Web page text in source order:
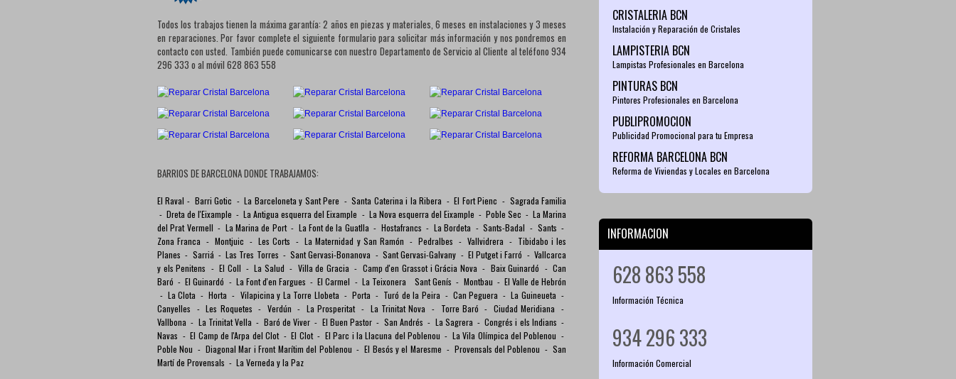
Todos los trabajos tienen la máxima garantía: 2 años en piezas y materiales, 6 meses en instalaciones y 3 meses
en reparaciones. Por favor complete el siguiente formulario para solicitar más información y nos pondremos en
contacto con usted. También puede comunicarse con nuestro Departamento de Servicio al Cliente al teléfono 934
296 333 o al móvil 628 863 558
BARRIOS DE BARCELONA DONDE TRABAJAMOS:
El Raval - Barri Gotic -La Barceloneta y Sant Pere -Santa Caterina i la Ribera -El Fort Pienc - Sagrada Familia
-Dreta de l'Eixample -La Antigua esquerra del Eixample - La Nova esquerra del Eixample - Poble Sec -La Marina
del Prat Vermell - La Marina de Port - La Font de la Guatlla - Hostafrancs -La Bordeta -Sants-Badal - Sants -
Zona Franca -Montjuic -Les Corts -La Maternidad y San Ramón - Pedralbes - Vallvidrera - Tibidabo i les
Planes - Sarriá -Las Tres Torres -Sant Gervasi-Bonanova -Sant Gervasi-Galvany - El Putget i Farró -Vallcarca
y els Penitens - El Coll -La Salud - Villa de Gracia - Camp d'en Grassot i Grácia Nova - Baix Guinardó -Can
Baró -El Guinardó - La Font d'en Fargues -El Carmel - La Teixonera Sant Genís - Montbau - El Valle de Hebrón
- La Clota -Horta - Vilapicina y La Torre Llobeta - Porta - Turó de la Peira - Can Peguera -La Guineueta -
Canyelles -Les Roquetes - Verdún -La Prosperitat - La Trinitat Nova - Torre Baró -Ciudad Meridiana -
Vallbona - La Trinitat Vella - Baró de Viver - El Buen Pastor - San Andrés - La Sagrera -Congrés i els Indians -
Navas -El Camp de l'Arpa del Clot -El Clot - El Parc i la Llacuna del Poblenou -La Vila Olímpica del Poblenou -
Poble Nou -Diagonal Mar i Front Marítim del Poblenou -El Besós y el Maresme - Provensals del Poblenou -San
Martí de Provensals - La Verneda y la Paz
CRISTALERIA BCN
Instalación y Reparación de Cristales
LAMPISTERIA BCN
Lampistas Profesionales en Barcelona
PINTURAS BCN
Pintores Profesionales en Barcelona
PUBLIPROMOCION
Publicidad Promocional para tu Empresa
REFORMA BARCELONA BCN
Reforma de Viviendas y Locales en Barcelona
INFORMACION
628 863 558
Información Técnica
934 296 333
Información Comercial